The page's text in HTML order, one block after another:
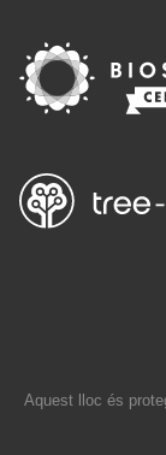
Aquest lloc és